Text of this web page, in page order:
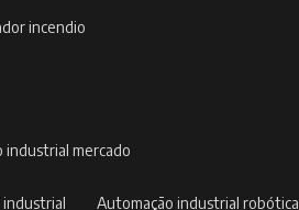
incendio
industrial mercado
industrial automação industrial robótica